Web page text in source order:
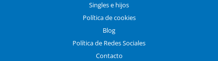
Singles e hijos
Política de cookies
Blog
Política de Redes Sociales
Contacto